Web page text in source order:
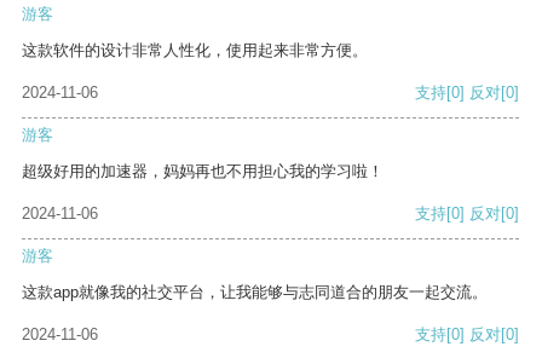
游客
这款软件的设计非常人性化，使用起来非常方便。
2024-11-06 支持[0] 反对[0]
游客
超级好用的加速器，妈妈再也不用担心我的学习啦！
2024-11-06 支持[0] 反对[0]
游客
这款app就像我的社交平台，让我能够与志同道合的朋友一起交流。
2024-11-06 支持[0] 反对[0]